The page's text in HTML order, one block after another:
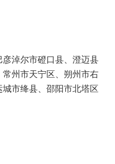
淖尔市磴口县、澄迈县
州市天宁区、朔州市右
市绛县、邵阳市北塔区